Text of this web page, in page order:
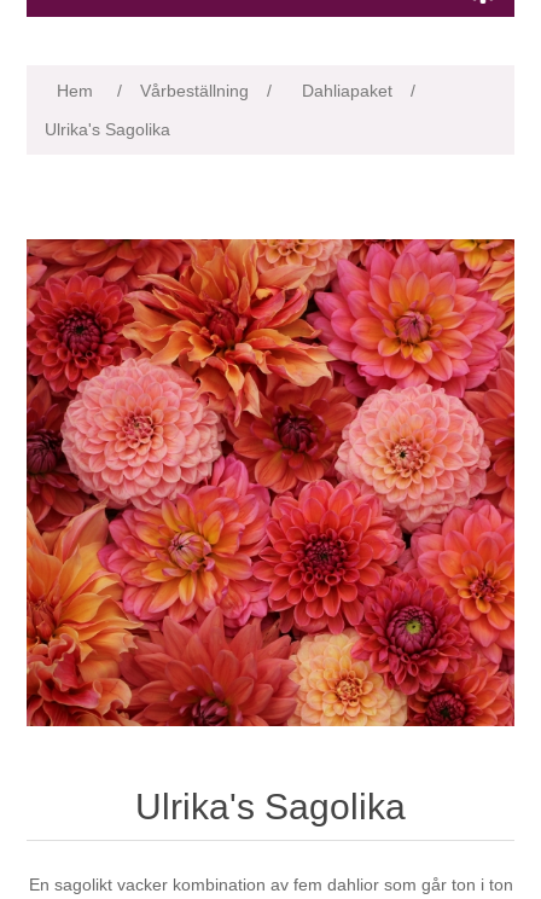
Hem / Vårbeställning / Dahliapaket
/
Ulrika's Sagolika
Ulrika's Sagolika
En sagolikt vacker kombination av fem dahlior som går ton i ton